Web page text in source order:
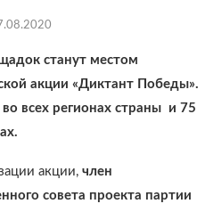
станут местом
акции «Диктант Победы».
всех регионах страны и 75
акции, член
совета проекта партии